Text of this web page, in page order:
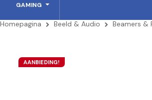
GAMING
Homepagina Beeld & Audio Beamers &
AANBIEDING!